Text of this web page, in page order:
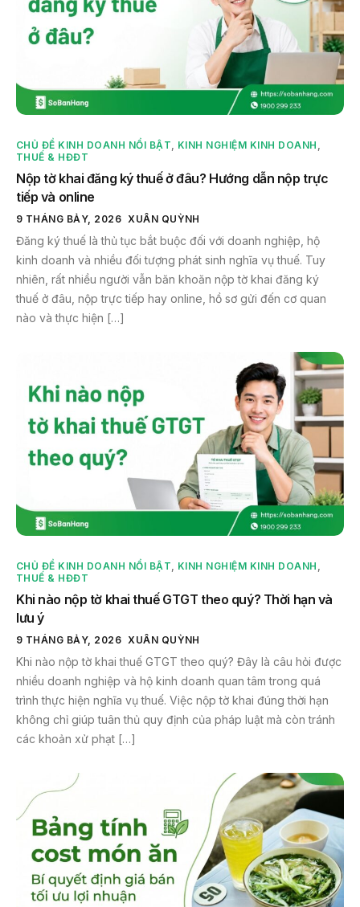
CHỦ ĐỀ KINH DOANH NỔI BẬT KINH NGHIỆM KINH DOANH
THUẾ & HĐĐT
Nộp tờ khai đăng ký thuế ở đâu? Hướng dẫn nộp trực
tiếp và online
9 THÁNG BẢY, 2026 XUÂN QUỲNH
Đăng ký thuế là thủ tục bắt buộc đối với doanh nghiệp, hộ
kinh doanh và nhiều đối tượng phát sinh nghĩa vụ thuế. Tuy
nhiên, rất nhiều người vẫn băn khoăn nộp tờ khai đăng ký
thuế ở đâu, nộp trực tiếp hay online, hồ sơ gửi đến cơ quan
nào và thực hiện […]
CHỦ ĐỀ KINH DOANH NỔI BẬT KINH NGHIỆM KINH DOANH
THUẾ & HĐĐT
Khi nào nộp tờ khai thuế GTGT theo quý? Thời hạn và
lưu ý
9 THÁNG BẢY, 2026 XUÂN QUỲNH
Khi nào nộp tờ khai thuế GTGT theo quý? Đây là câu hỏi được
nhiều doanh nghiệp và hộ kinh doanh quan tâm trong quá
trình thực hiện nghĩa vụ thuế. Việc nộp tờ khai đúng thời hạn
không chỉ giúp tuân thủ quy định của pháp luật mà còn tránh
các khoản xử phạt […]